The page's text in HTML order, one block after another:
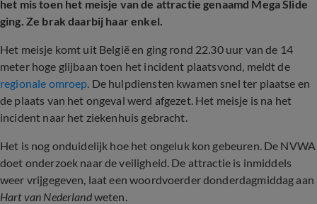
het mis toen het meisje van de attractie genaamd Mega Slide
ging. Ze brak daarbij haar enkel.
Het meisje komt uit België en ging rond 22.30 uur van de 14
meter hoge glijbaan toen het incident plaatsvond, meldt de
regionale omroep. De hulpdiensten kwamen snel ter plaatse en
de plaats van het ongeval werd afgezet. Het meisje is na het
incident naar het ziekenhuis gebracht.
Het is nog onduidelijk hoe het ongeluk kon gebeuren. De NVWA
doet onderzoek naar de veiligheid. De attractie is inmiddels
weer vrijgegeven, laat een woordvoerder donderdagmiddag aan
Hart van Nederlandweten.